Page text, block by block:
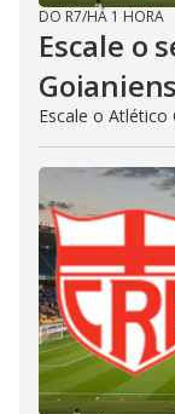
DO R7/HÁ 1 HORA
Escale o
Escale o Atlético